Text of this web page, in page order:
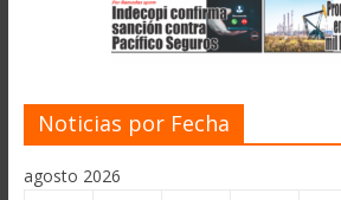
Noticias por Fecha
agosto 2026